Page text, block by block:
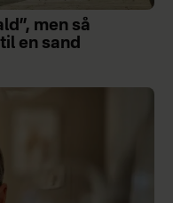
men så
en sand